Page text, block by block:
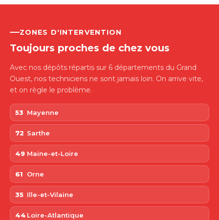
ZONES D'INTERVENTION
Toujours proches de chez vous
Avec nos dépôts répartis sur 6 départements du Grand
Ouest, nos techniciens ne sont jamais loin. On arrive vite,
et on règle le problème.
53 Mayenne
72 Sarthe
49 Maine-et-Loire
61 Orne
35 Ille-et-Vilaine
44 Loire-Atlantique